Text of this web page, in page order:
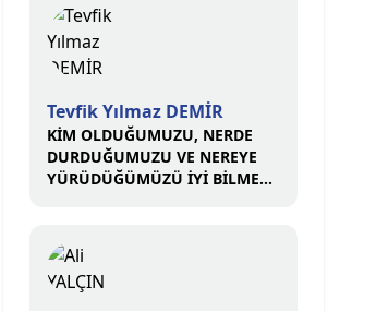
Tevfik Yılmaz DEMİR
KİM OLDUĞUMUZU, NERDE
DURDUĞUMUZU VE NEREYE
YÜRÜDÜĞÜMÜZÜ İYİ BİLMELİ
ÜSTLENMELİYİZ